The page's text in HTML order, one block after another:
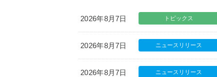
2026年8月7日 トピックス
2026年8月7日 ニュースリリース
2026年8月7日 ニュースリリース